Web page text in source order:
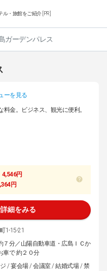
・旅館をご紹介 [PR]
ガーデンパレス
ーを見る
料金。ビジネス、観光に便利。
4,546円
円
細をみる
1-15-21
７分／山陽自動車道・広島ＩＣか
車で 約２０分
/ 宴会場 / 会議室 / 結婚式場 / 禁